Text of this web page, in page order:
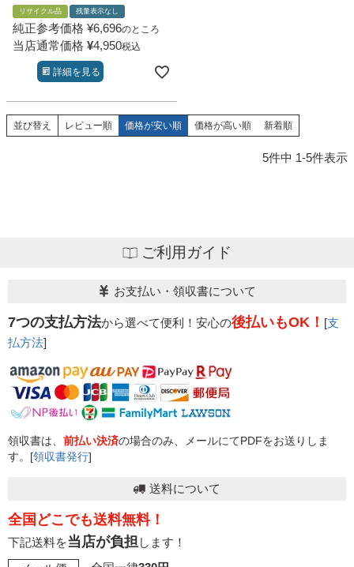
リサイクル品 残量表示なし
純正参考価格 ¥6,696のところ
当店通常価格 ¥4,950税込
詳細を見る
並び替え レビュー順 価格が安い順 価格が高い順 新着順
5件中 1-5件表示
ご利用ガイド
お支払い・領収書について
7つの支払方法から選べて便利！安心の後払いもOK！ [支
払方法]
領収書は、 前払い決済の場合のみ、メールにてPDFをお送りしま
す。[領収書発行]
送料について
全国どこでも送料無料！
下記送料を当店が負担します！